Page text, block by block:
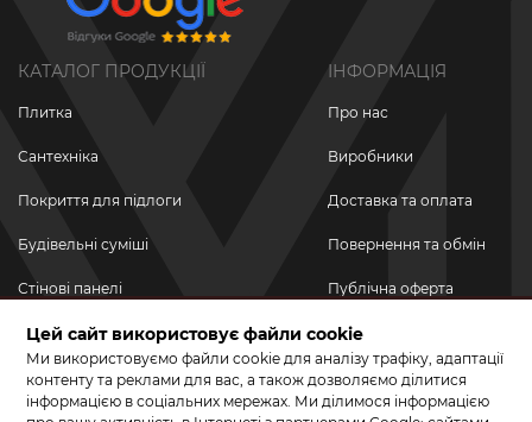
КАТАЛОГ ПРОДУКЦІЇ
Плитка
Сантехніка
Покриття для підлоги
Будівельні суміші
Стінові панелі
Новинки
Акційні товари
ІНФОРМАЦІЯ
Про нас
Виробники
Доставка та оплата
Повернення та обмін
Публічна оферта
Політика
конфіденційності
Цей сайт використовує файли cookie
Ми використовуємо файли cookie для аналізу трафіку, адаптації
контенту та реклами для вас, а також дозволяємо ділитися
інформацією в соціальних мережах. Ми ділимося інформацією